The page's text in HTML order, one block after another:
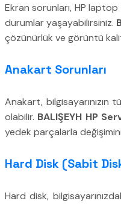
Ekran sorunları, HP
durumlar yaşayabilirsiniz.
çözünürlük ve görüntü
Anakart Sorunları
Anakart, bilgisayarınızın
olabilir. BALIŞEYH HP
yedek parçalarla
Hard Disk (Sabit
Hard disk,